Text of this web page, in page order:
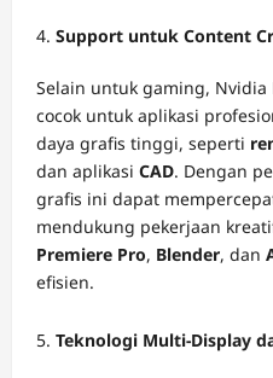
Support untuk Content
Selain untuk gaming, Nvidia
cocok untuk aplikasi
daya grafis tinggi, seperti
dan aplikasi CAD. Dengan
grafis ini dapat
mendukung pekerjaan
Premiere Pro, Blender, dan
efisien.
Teknologi Multi-Display